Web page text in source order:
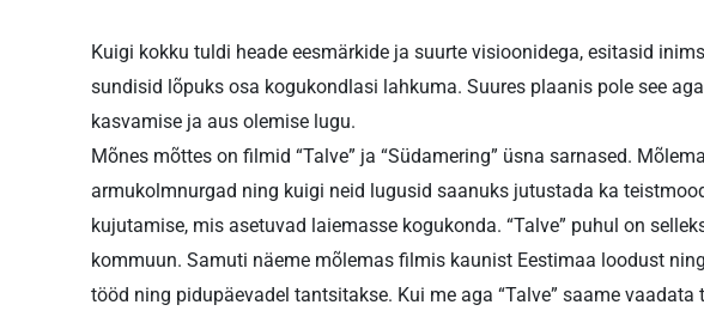
Kuigi kokku tuldi heade eesmärkide ja suurte visioonidega, esitasid
sundisid lõpuks osa kogukondlasi lahkuma. Suures plaanis pole see
kasvamise ja aus olemise lugu.
Mõnes mõttes on filmid “Talve” ja “Südamering” üsna sarnased.
armukolmnurgad ning kuigi neid lugusid saanuks jutustada ka
kujutamise, mis asetuvad laiemasse kogukonda. “Talve” puhul on
kommuun. Samuti näeme mõlemas filmis kaunist Eestimaa loodust
tööd ning pidupäevadel tantsitakse. Kui me aga “Talve” saame vaadata